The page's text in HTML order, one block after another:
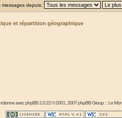
messages depuis:
et répartition géographique
avecphpBB2.0.22 © 2001, 2007 phpBB Group : :Le